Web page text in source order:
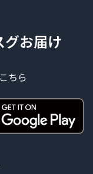
グお届け
ちら